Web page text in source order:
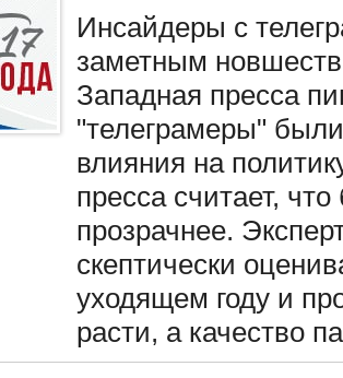
Инсайдеры с
заметным
Западная пресса
"телеграмеры"
влияния на
пресса считает,
прозрачнее.
скептически
уходящем году и
расти, а качество